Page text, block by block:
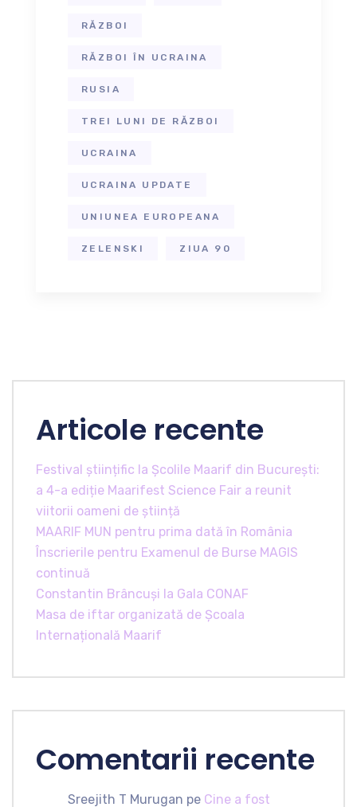
RĂZBOI
RĂZBOI ÎN UCRAINA
RUSIA
TREI LUNI DE RĂZBOI
UCRAINA
UCRAINA UPDATE
UNIUNEA EUROPEANA
ZELENSKI ZIUA 90
Articole recente
Festival științific la Școlile Maarif din București:
a 4-a ediție Maarifest Science Fair a reunit
viitorii oameni de știință
MAARIF MUN pentru prima dată în România
Înscrierile pentru Examenul de Burse MAGIS
continuă
Constantin Brâncuși la Gala CONAF
Masa de iftar organizată de Școala
Internațională Maarif
Comentarii recente
Sreejith T Murugan pe Cine a fost